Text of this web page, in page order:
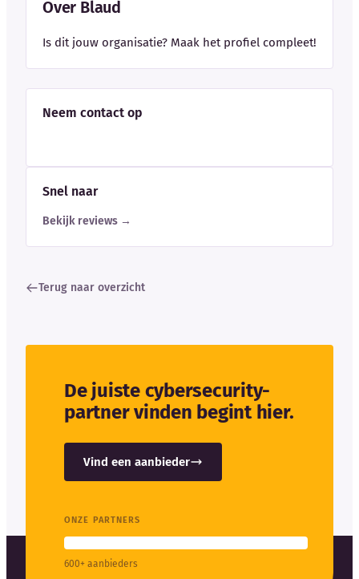
Over Blaud
Is dit jouw organisatie? Maak het profiel compleet!
Neem contact op
Snel naar
Bekijk reviews →
Terug naar overzicht
De juiste cybersecurity-
partner vinden begint hier.
Vind een aanbieder
ONZE PARTNERS
600+ aanbieders